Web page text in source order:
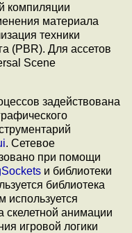
компиляции
материала
техники
(PBR). Для ассетов
Scene
задействована
. Сетевое
при помощи
и библиотеки
библиотека
используется
скелетной анимации
игровой логики